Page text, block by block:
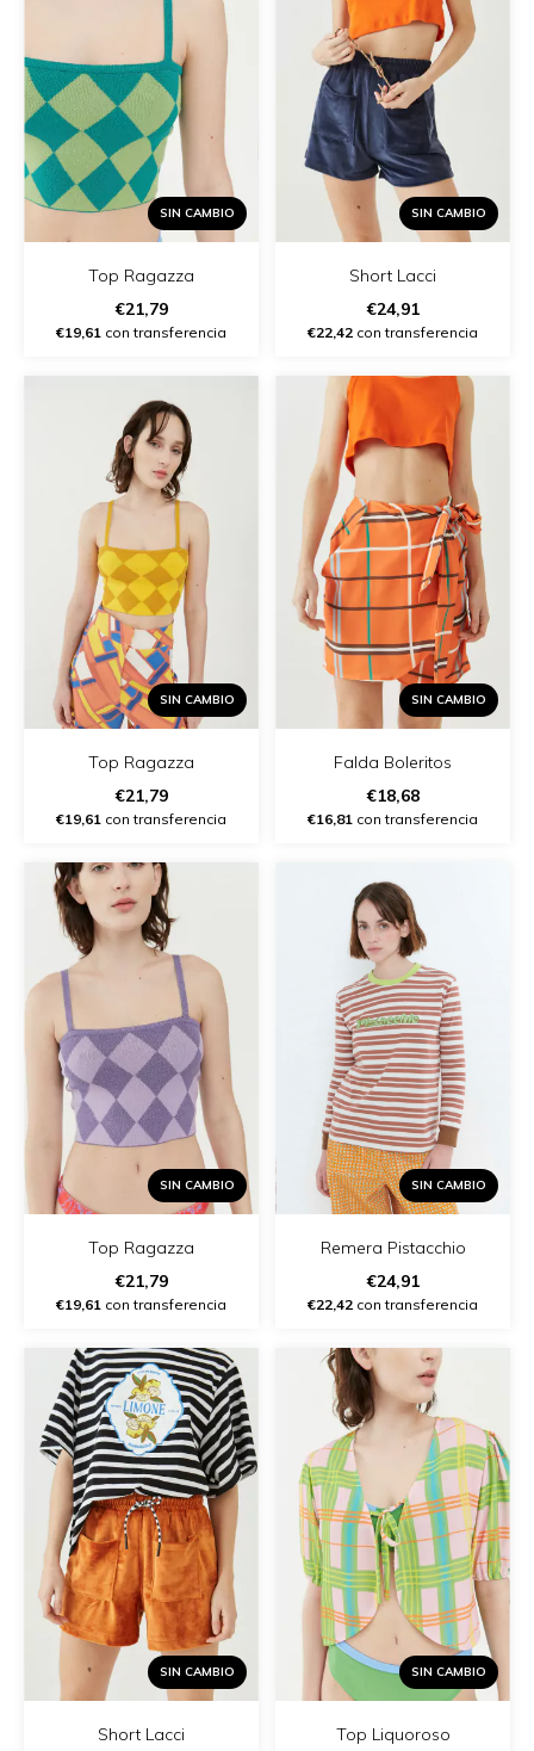
SIN CAMBIO
Top Ragazza
€21,79
€19,61 con transferencia
SIN CAMBIO
Short Lacci
€24,91
€22,42 con transferencia
SIN CAMBIO
Top Ragazza
€21,79
€19,61 con transferencia
SIN CAMBIO
Falda Boleritos
€18,68
€16,81 con transferencia
SIN CAMBIO
Top Ragazza
€21,79
€19,61 con transferencia
SIN CAMBIO
Remera Pistacchio
€24,91
€22,42 con transferencia
SIN CAMBIO
Short Lacci
SIN CAMBIO
Top Liquoroso